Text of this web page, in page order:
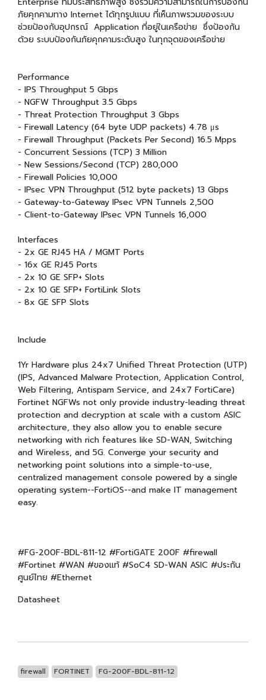
ภัยคุกคามทาง Internet ได้ทุกรูปแบบ ที่เห็นภาพรวมของระบบ
ช่วยป้องกับอุปกรณ์ Application ที่อยู่ในเครือข่าย ซึ่งป้องกัน
ด้วย ระบบป้องกันภัยคุกคามระดับสูง ในทุกจุดของเครือข่าย
Performance
- IPS Throughput 5 Gbps
- NGFW Throughput 3.5 Gbps
- Threat Protection Throughput 3 Gbps
- Firewall Latency (64 byte UDP packets) 4.78 μs
- Firewall Throughput (Packets Per Second) 16.5 Mpps
- Concurrent Sessions (TCP) 3 Million
- New Sessions/Second (TCP) 280,000
- Firewall Policies 10,000
- IPsec VPN Throughput (512 byte packets) 13 Gbps
- Gateway-to-Gateway IPsec VPN Tunnels 2,500
- Client-to-Gateway IPsec VPN Tunnels 16,000
Interfaces
- 2x GE RJ45 HA / MGMT Ports
- 16x GE RJ45 Ports
- 2x 10 GE SFP+ Slots
- 2x 10 GE SFP+ FortiLink Slots
- 8x GE SFP Slots
Include
1Yr Hardware plus 24x7 Unified Threat Protection (UTP)
(IPS, Advanced Malware Protection, Application Control,
Web Filtering, Antispam Service, and 24x7 FortiCare)
Fortinet NGFWs not only provide industry-leading threat
protection and decryption at scale with a custom ASIC
architecture, they also allow you to enable secure
networking with rich features like SD-WAN, Switching
and Wireless, and 5G. Converge your security and
networking point solutions into a simple-to-use,
centralized management console powered by a single
operating system--FortiOS--and make IT management
easy.
#FG-200F-BDL-811-12 #FortiGATE 200F #firewall
#Fortinet #WAN #ของแท้ #SoC4 SD-WAN ASIC #ประกัน
ศูนย์ไทย #Ethernet
Datasheet
firewall FORTINET FG-200F-BDL-811-12